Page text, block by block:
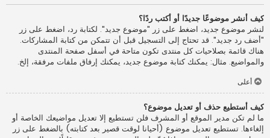
كيف أنشر موضوعًا جديدًا أو أكتب ردًا؟
لنشر موضوع جديد، اضغط على زر "موضوع جديد". لكتابة رد، اضغط على زر
"أضف رد جديد". قد تحتاج إلى التسجيل قبل أن تتمكن من كتابة المشاركات.
هناك قائمة بصلاحيات كل منتدى تكون متاحة في أسفل صفحة المنتدى
والمواضيع. مثال: يمكنك كتابة موضوع جديد، يمكنك إرفاق ملفات مرفقة، إلخ.
أعلى
كيف أستطيع حذف أو تعديل موضوع؟
ما لم تكن مدير الموقع أو المشرف فلن تستطيع إلا تعديل مواضيعك الخاصة أو
إلغاءها. تستطيع تعديل موضوع (أحيانا لوقت قصير بعد كتابته) بالضغط على زر